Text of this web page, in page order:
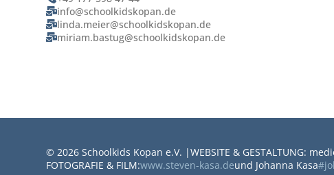
info@schoolkidskopan.de
linda.meier@schoolkidskopan.de
miriam.bastug@schoolkidskopan.de
© 2026 Schoolkids Kopan e.V. |WEBSITE & GESTALTUNG:
FOTOGRAFIE & FILM:www.steven-kasa.deund Johanna Kasa